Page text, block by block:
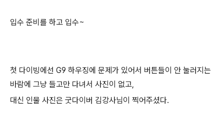
입수 준비를 하고 입수~
첫 다이빙에선 G9 하우징에 문제가 있어서 버튼들이 안 눌러지는
바람에 그냥 들고만 다녀서 사진이 없고,
대신 인물 사진은 굿다이버 김강사님이 찍어주셨다.